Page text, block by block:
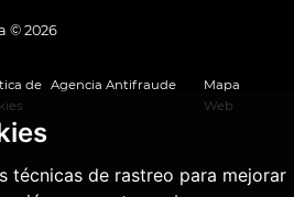
técnicas de rastreo para mejorar
© 2026
de Agencia Antifraude
Mapa
Web